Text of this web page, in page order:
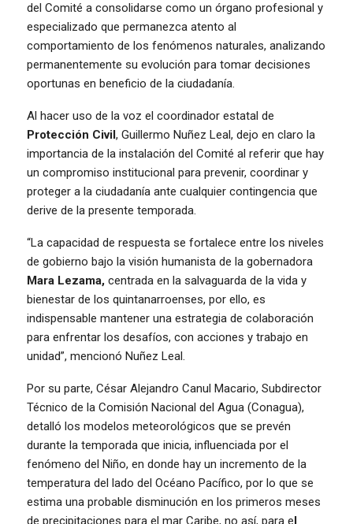
del Comité a consolidarse como un órgano profesional y
especializado que permanezca atento al
comportamiento de los fenómenos naturales, analizando
permanentemente su evolución para tomar decisiones
oportunas en beneficio de la ciudadanía.
Al hacer uso de la voz el coordinador estatal de
Protección Civil, Guillermo Nuñez Leal, dejo en claro la
importancia de la instalación del Comité al referir que hay
un compromiso institucional para prevenir, coordinar y
proteger a la ciudadanía ante cualquier contingencia que
derive de la presente temporada.
“La capacidad de respuesta se fortalece entre los niveles
de gobierno bajo la visión humanista de la gobernadora
Mara Lezama, centrada en la salvaguarda de la vida y
bienestar de los quintanarroenses, por ello, es
indispensable mantener una estrategia de colaboración
para enfrentar los desafíos, con acciones y trabajo en
unidad”, mencionó Nuñez Leal.
Por su parte, César Alejandro Canul Macario, Subdirector
Técnico de la Comisión Nacional del Agua (Conagua),
detalló los modelos meteorológicos que se prevén
durante la temporada que inicia, influenciada por el
fenómeno del Niño, en donde hay un incremento de la
temperatura del lado del Océano Pacífico, por lo que se
estima una probable disminución en los primeros meses
de precipitaciones para el mar Caribe, no así, para el